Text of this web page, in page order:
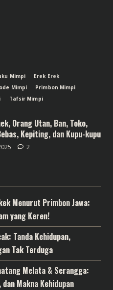
Mimpi
Erek Erek
Mimpi
Primbon Mimpi
Tafsir Mimpi
Orang Utan, Ban, Toko,
Kepiting, dan Kupu-kupu
2
Menurut Primbon Jawa:
yang Keren!
Tanda Kehidupan,
Tak Terduga
Melata & Serangga:
Makna Kehidupan